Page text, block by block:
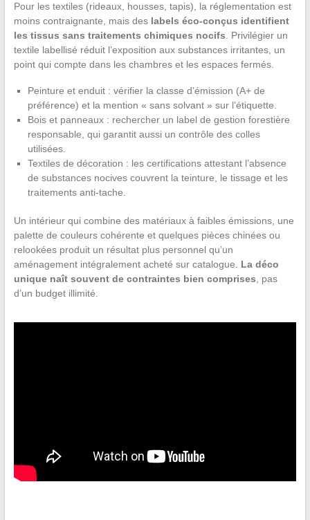
Pour les textiles (rideaux, housses, tapis), la réglementation est
moins contraignante, mais des labels éco-conçus identifient
les tissus sans traitements chimiques nocifs. Privilégier un
textile labellisé réduit l’exposition aux substances irritantes, un
point qui compte dans les chambres et les espaces fermés.
Peinture et enduit : vérifier la classe d’émission (A+ de
préférence) et la mention « sans solvant » sur l’étiquette.
Bois et panneaux : rechercher un label de gestion forestière
responsable, qui garantit aussi un contrôle des colles
utilisées.
Textiles de décoration : les certifications attestant l’absence
de substances nocives couvrent la teinture, le tissage et les
traitements anti-tache.
Un intérieur qui combine des matériaux à faibles émissions, une
palette de couleurs cohérente et quelques pièces chinées ou
relookées produit un résultat plus personnel qu’un
aménagement intégralement acheté sur catalogue. La déco
unique naît souvent de contraintes bien comprises, pas
d’un budget illimité.